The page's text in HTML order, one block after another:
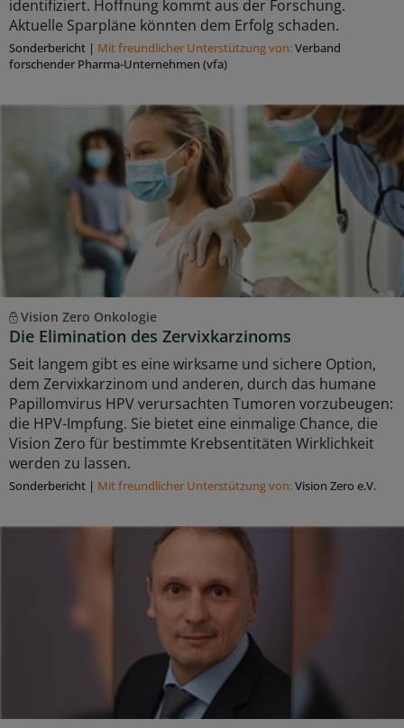
identifiziert. Hoffnung kommt aus der Forschung.
Aktuelle Sparpläne könnten dem Erfolg schaden.
Sonderbericht | Mit freundlicher Unterstützung von:Verband
forschender Pharma-Unternehmen (vfa)
Vision Zero Onkologie
Die Elimination des Zervixkarzinoms
Seit langem gibt es eine wirksame und sichere Option,
dem Zervixkarzinom und anderen, durch das humane
Papillomvirus HPV verursachten Tumoren vorzubeugen:
die HPV-Impfung. Sie bietet eine einmalige Chance, die
Vision Zero für bestimmte Krebsentitäten Wirklichkeit
werden zu lassen.
Sonderbericht | Mit freundlicher Unterstützung von:Vision Zero e.V.